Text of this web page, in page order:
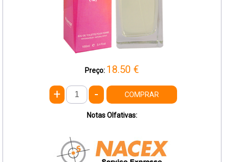
Preço: 18.50 €
+ - COMPRAR
Notas Olfativas: